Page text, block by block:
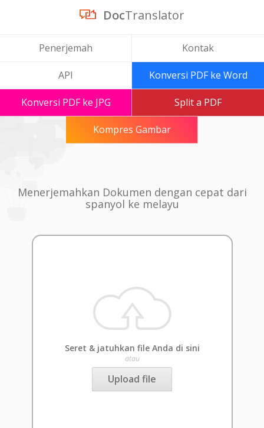
DocTranslator
Penerjemah Kontak
API Konversi PDF ke Word
Konversi PDF ke JPG Split a PDF
Kompres Gambar
Menerjemahkan Dokumen dengan cepat dari
spanyol ke melayu
Seret & jatuhkan file Anda di sini
atau
Upload file